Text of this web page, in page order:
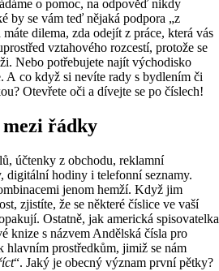
o pomoc, na odpověď nikdy
by se vám teď nějaká podpora „z
dilema, zda odejít z práce, která vás
vztahového rozcestí, protože se
Nebo potřebujete najít východisko
A co když si nevíte rady s bydlením či
Otevřete oči a dívejte se po číslech!
mezi řádky
účtenky z obchodu, reklamní
hodiny i telefonní seznamy.
jenom hemží. Když jim
zjistíte, že se některé číslice ve vaší
Ostatně, jak americká spisovatelka
knize s názvem Andělská čísla pro
hlavním prostředkům, jimiž se nám
“. Jaký je obecný význam první pětky?